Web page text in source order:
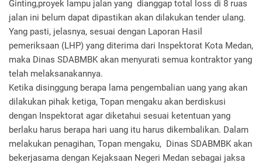
Ginting,proyek lampu jalan yang dianggap total loss di 8 ruas
jalan ini belum dapat dipastikan akan dilakukan tender ulang.
Yang pasti, jelasnya, sesuai dengan Laporan Hasil
pemeriksaan (LHP) yang diterima dari Inspektorat Kota Medan,
maka Dinas SDABMBK akan menyurati semua kontraktor yang
telah melaksanakannya.
Ketika disinggung berapa lama pengembalian uang yang akan
dilakukan pihak ketiga, Topan mengaku akan berdiskusi
dengan Inspektorat agar diketahui sesuai ketentuan yang
berlaku harus berapa hari uang itu harus dikembalikan. Dalam
melakukan penagihan, Topan mengaku, Dinas SDABMBK akan
bekerjasama dengan Kejaksaan Negeri Medan sebagai jaksa